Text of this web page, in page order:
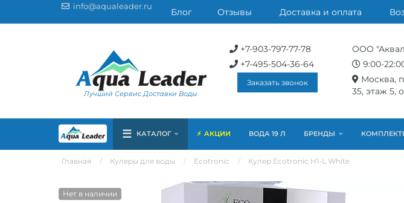
info@aqualeader.ru
Блог Отзывы Доставка и оплата
Лучший Сервис Доставки Воды
+7-903-797-77-78
+7-495-504-36-64
Заказать звонок
ООО
9:00-
Москва,
35, этаж 5,
☰ КАТАЛОГ АКЦИИ ВОДА 19 Л БРЕНДЫ
Главная Кулеры для воды Ecotronic Кулер Ecotronic H1-L White
Нет в наличии